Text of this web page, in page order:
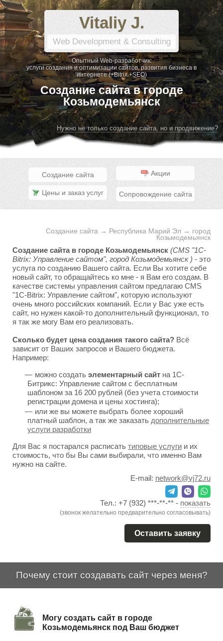
Vitaliy J.
Web Development & Consulting
Опытный Web-разработчик:
услуги создания и оптимизации сайтов, развития бизнеса в
интернете (+Bitrix +SEO)
Создание сайта в городе
Козьмодемьянск
Нужно не только создание сайта, но и продвижение?
Создание сайта Акции
Цены и заказ услуг Сопровождение сайта
Создание сайта → Республика Марий Эл → город
Козьмодемьянск
Создание сайта в городе Козьмодемьянск (CMS "1C-
Bitrix: Управление сайтом", город Козьмодемьянск ) - это
услуга по созданию Вашего сайта. Если Вы хотите себе
новый сайт, то обращайтесь ко мне - я Вам его создам. В
качестве системы управления сайтом предлагаю CMS
"1C-Bitrix: Управление сайтом", которую используют
очень много российских компаний. Если у Вас уже есть
сайт, но нужен какой-то дополнительный функционал, то
я так же могу Вам его реализовать.
Сколько будет цена создания такого сайта? Всё
зависит от Ваших запросов и Вашего бюджета.
Например:
можно создать элементарный сайт на 1С-
Битрикс: Управление сайтом с бесплатным
шаблоном за 16 200 рублей (без учета стоимости
регистрации домена и цены хостинга);
или же вы можете выбрать более хороший
платный шаблон, а так же заказать дополнительные
услуги разработки
Для Вас я постарался расписать типовые услуги и их
стоимость, что бы Вы сами выбирали, что именно Вам
нужно на сайте.
E-mail: network@vj72.ru
Тел.: +7 (932) ***-**-** - показать
(звонок желательно предварительно согласовывать)
Оставить заявку
Почему стоит создавать сайт через меня?
Могу создать сайт в городе
Козьмодемьянск под Ваш бюджет